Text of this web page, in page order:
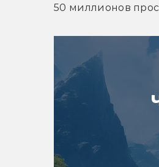
50 миллионов